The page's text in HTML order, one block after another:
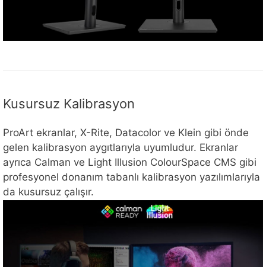
Kusursuz Kalibrasyon
ProArt ekranlar, X-Rite, Datacolor ve Klein gibi önde
gelen kalibrasyon aygıtlarıyla uyumludur. Ekranlar
ayrıca Calman ve Light Illusion ColourSpace CMS gibi
profesyonel donanım tabanlı kalibrasyon yazılımlarıyla
da kusursuz çalışır.